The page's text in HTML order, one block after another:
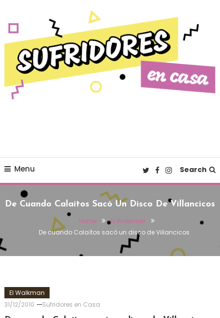
Menu Search
De Cuando Calaítos Sacó Un Disco De Villancicos
Home
El Walkman
De cuando Calaítos sacó un disco de Villancicos
El Walkman
31/12/2010
Sufridores en Casa